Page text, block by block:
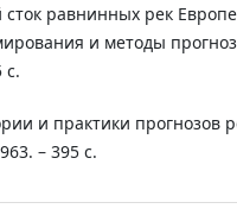
равнинных рек
и методы
с.
и практики прогнозов
– 395 с.